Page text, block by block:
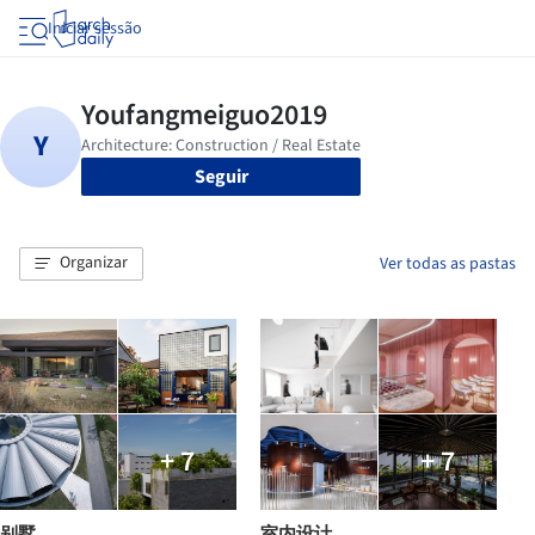
Iniciar sessão
Seguir
Organizar Ver todas as pastas
+ 7 + 7